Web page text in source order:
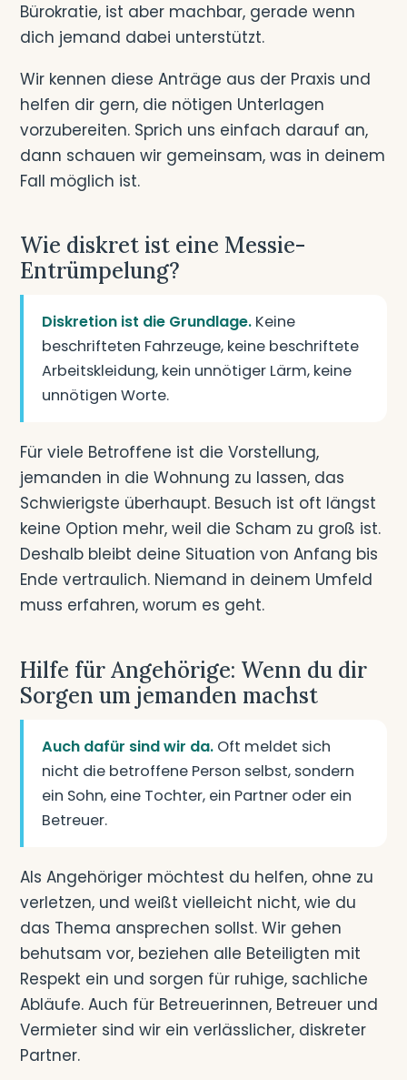
Bürokratie, ist aber machbar, gerade wenn
dich jemand dabei unterstützt.
Wir kennen diese Anträge aus der Praxis und
helfen dir gern, die nötigen Unterlagen
vorzubereiten. Sprich uns einfach darauf an,
dann schauen wir gemeinsam, was in deinem
Fall möglich ist.
Wie diskret ist eine Messie-
Entrümpelung?
Diskretion ist die Grundlage. Keine
beschrifteten Fahrzeuge, keine beschriftete
Arbeitskleidung, kein unnötiger Lärm, keine
unnötigen Worte.
Für viele Betroffene ist die Vorstellung,
jemanden in die Wohnung zu lassen, das
Schwierigste überhaupt. Besuch ist oft längst
keine Option mehr, weil die Scham zu groß ist.
Deshalb bleibt deine Situation von Anfang bis
Ende vertraulich. Niemand in deinem Umfeld
muss erfahren, worum es geht.
Hilfe für Angehörige: Wenn du dir
Sorgen um jemanden machst
Auch dafür sind wir da. Oft meldet sich
nicht die betroffene Person selbst, sondern
ein Sohn, eine Tochter, ein Partner oder ein
Betreuer.
Als Angehöriger möchtest du helfen, ohne zu
verletzen, und weißt vielleicht nicht, wie du
das Thema ansprechen sollst. Wir gehen
behutsam vor, beziehen alle Beteiligten mit
Respekt ein und sorgen für ruhige, sachliche
Abläufe. Auch für Betreuerinnen, Betreuer und
Vermieter sind wir ein verlässlicher, diskreter
Partner.